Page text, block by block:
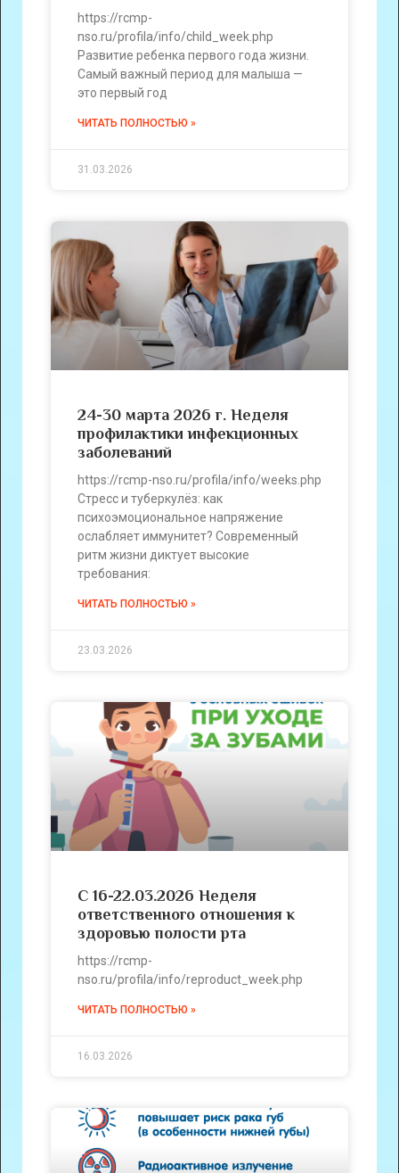
https://rcmp-
nso.ru/profila/info/child_week.php
Развитие ребенка первого года жизни.
Самый важный период для малыша —
это первый год
ЧИТАТЬ ПОЛНОСТЬЮ »
31.03.2026
24-30 марта 2026 г. Неделя
профилактики инфекционных
заболеваний
https://rcmp-nso.ru/profila/info/weeks.php
Стресс и туберкулёз: как
психоэмоциональное напряжение
ослабляет иммунитет? Современный
ритм жизни диктует высокие
требования:
ЧИТАТЬ ПОЛНОСТЬЮ »
23.03.2026
С 16-22.03.2026 Неделя
ответственного отношения к
здоровью полости рта
https://rcmp-
nso.ru/profila/info/reproduct_week.php
ЧИТАТЬ ПОЛНОСТЬЮ »
16.03.2026